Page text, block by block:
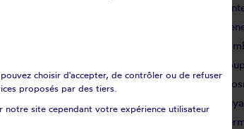
Guitrancourt
choisir d'accepter, de contrôler ou de refuser
proposés par des tiers.
site cependant votre expérience utilisateur